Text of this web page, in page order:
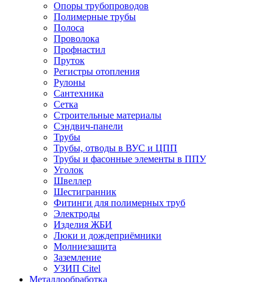
Опоры трубопроводов
Полимерные трубы
Полоса
Проволока
Профнастил
Пруток
Регистры отопления
Рулоны
Сантехника
Сетка
Строительные материалы
Сэндвич-панели
Трубы
Трубы, отводы в ВУС и ЦПП
Трубы и фасонные элементы в ППУ
Уголок
Швеллер
Шестигранник
Фитинги для полимерных труб
Электроды
Изделия ЖБИ
Люки и дождеприёмники
Молниезащита
Заземление
УЗИП Citel
Металлообработка